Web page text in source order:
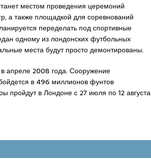
местом проведения церемоний
а также площадкой для соревнований
переделать под спортивные
одному из лондонских футбольных
места будут просто демонтированы.
в апреле 2008 года. Сооружение
в 496 миллионов фунтов
пройдут в Лондоне с 27 июля по 12 августа